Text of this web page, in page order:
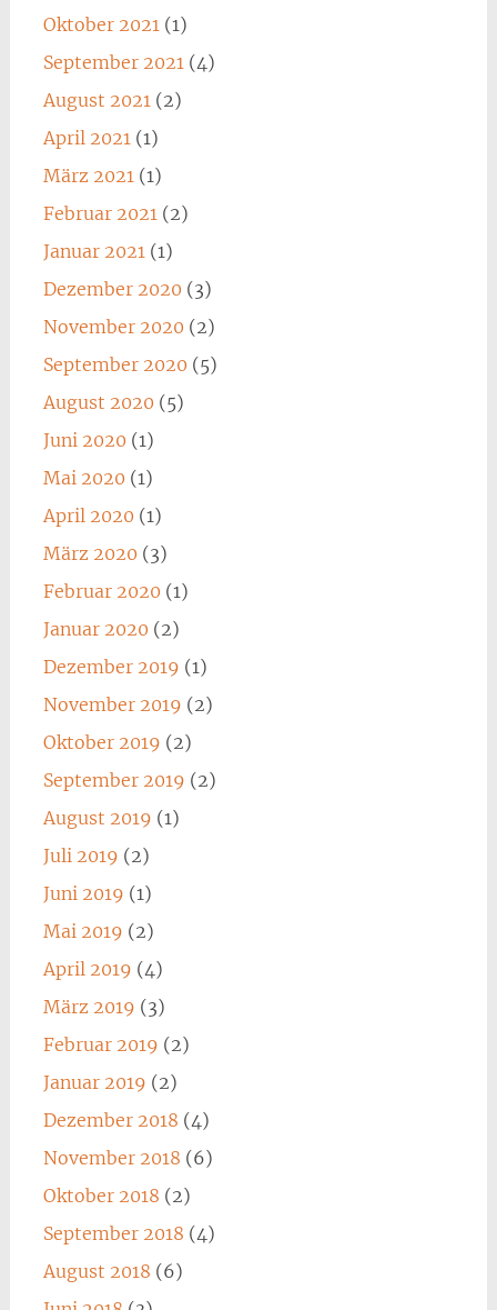
Oktober 2021(1)
September 2021(4)
August 2021(2)
April 2021(1)
März 2021(1)
Februar 2021(2)
Januar 2021(1)
Dezember 2020 (3)
November 2020 (2)
September 2020 (5)
August 2020 (5)
Juni 2020 (1)
Mai 2020 (1)
April 2020 (1)
März 2020 (3)
Februar 2020 (1)
Januar 2020 (2)
Dezember 2019 (1)
November 2019 (2)
Oktober 2019 (2)
September 2019 (2)
August 2019 (1)
Juli 2019 (2)
Juni 2019 (1)
Mai 2019 (2)
April 2019 (4)
März 2019 (3)
Februar 2019 (2)
Januar 2019 (2)
Dezember 2018 (4)
November 2018 (6)
Oktober 2018 (2)
September 2018 (4)
August 2018 (6)